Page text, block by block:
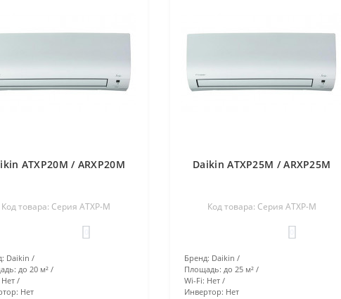
ATXP20M / ARXP20M
Код товара: Серия ATXP-M
Daikin
до 20 м²
Нет
Нет
Daikin ATXP25M / ARXP25M
Код товара: Серия ATXP-M
Бренд: Daikin
Площадь: до 25 м²
Wi-Fi: Нет
Инвертор: Нет